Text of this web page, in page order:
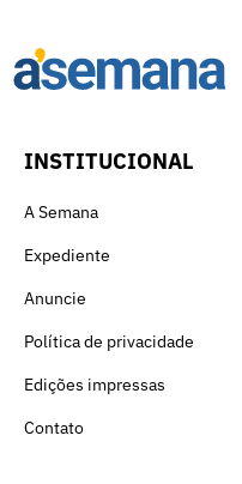
INSTITUCIONAL
A Semana
Expediente
Anuncie
Política de privacidade
Edições impressas
Contato